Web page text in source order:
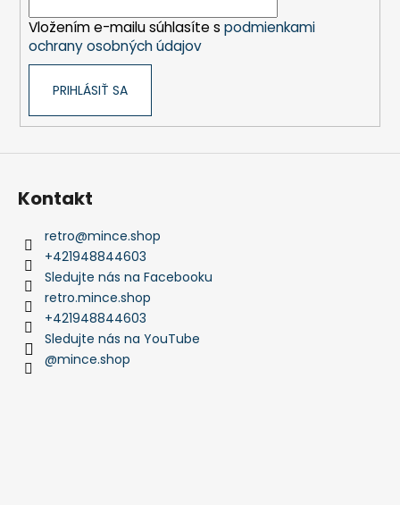
Vložením e-mailu súhlasíte s podmienkami
ochrany osobných údajov
PRIHLÁSIŤ SA
Kontakt
retro@mince.shop
+421948844603
Sledujte nás na Facebooku
retro.mince.shop
+421948844603
Sledujte nás na YouTube
@mince.shop